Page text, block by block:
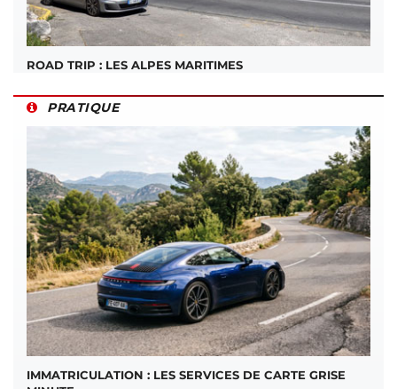
ROAD TRIP : LES ALPES MARITIMES
PRATIQUE
IMMATRICULATION : LES SERVICES DE CARTE GRISE